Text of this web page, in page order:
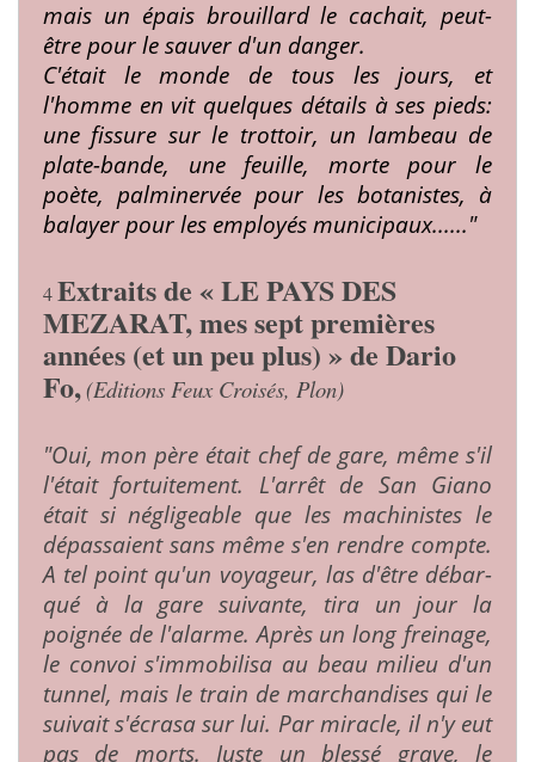
mais un épais brouillard le cachait, peut-
être pour le sauver d'un danger.
C'était le monde de tous les jours, et
l'homme en vit quelques détails à ses pieds:
une fissure sur le trottoir, un lam­beau de
plate-bande, une feuille, morte pour le
poète, palminervée pour les botanistes, à
balayer pour les employés municipaux......"
4Extraits de « LE PAYS DES
MEZARAT, mes sept premières
années (et un peu plus) » de Dario
Fo,(Editions Feux Croisés, Plon)
"Oui, mon père était chef de gare, même s'il
l'était fortuite­ment. L'arrêt de San Giano
était si négligeable que les machinistes le
dépassaient sans même s'en rendre compte.
A tel point qu'un voyageur, las d'être débar­
qué à la gare suivante, tira un jour la
poignée de l'alarme. Après un long freinage,
le convoi s'immobilisa au beau milieu d'un
tunnel, mais le train de marchan­dises qui le
suivait s'écrasa sur lui. Par miracle, il n'y eut
pas de morts. Juste un blessé grave, le